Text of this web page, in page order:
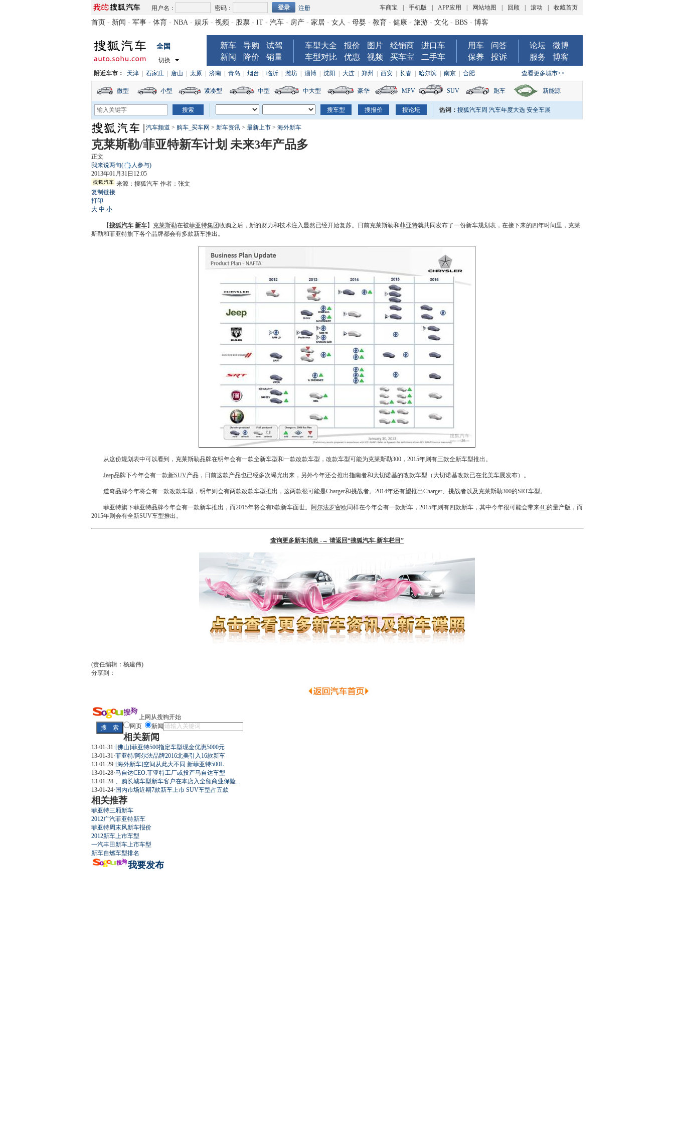
用户名： 密码： 注册 车商宝 手机版 APP应用 网站地图 回顾 滚动 收藏首页
首页 - 新闻 - 军事 - 体育 - NBA - 娱乐 - 视频 - 股票 - IT - 汽车 - 房产 - 家居 - 女人 - 母婴 - 教育 - 健康 - 旅游 - 文化 - BBS - 博客
全国
切换
新车 导购
试驾
新闻
降价 销量
车型大全 报价 图片 经销商
进口车
车型对比
优惠 视频 买车宝 二手车
用车
问答
保养
投诉
论坛
微博
服务
博客
查看更多城市>>
附近车市： 天津 石家庄 唐山 太原 济南 青岛 烟台 临沂 潍坊 淄博 沈阳 大连 郑州 西安 长春 哈尔滨 南京 合肥
微型 小型 紧凑型 中型 中大型 豪华 MPV SUV 跑车 新能源
热词： 搜狐汽车周 汽车年度大选 安全车展
汽车频道 > 购车_买车网 > 新车资讯 > 最新上市 > 海外新车
克莱斯勒/菲亚特新车计划 未来3年产品多
正文
我来说两句(
人参与)
2013年01月31日12:05
来源： 搜狐汽车作者：张文
复制链接
打印
大 中 小
【搜狐汽车 新车】 克莱斯勒在被菲亚特集团收购之后，新的财力和技术注入显然已经开始复苏。日前克莱斯勒和菲亚特就共同发布了一份新车规划表，在接下来的四年时间里， 克莱
斯勒和菲亚特旗下各个品牌都会有多款新车推出。
从这份规划表中可以看到， 克莱斯勒品牌在明年会有一款全新车型和一款改款车型，改款车型可能为克莱斯勒300，2015年则有三款全新车型推出。
Jeep品牌下今年会有一款新SUV产品，日前这款产品也已经多次曝光出来，另外今年还会推出指南者和大切诺基的改款车型（ 大切诺基改款已在北美车展发布）。
道奇品牌今年将会有一款改款车型，明年则会有两款改款车型推出，这两款很可能是Charger和挑战者。2014年还有望推出Charger、 挑战者以及 克莱斯勒300的SRT车型。
菲亚特旗下菲亚特品牌今年会有一款新车推出，而2015年将会有6款新车面世。 阿尔法罗密欧 同样在今年会有一款新车 ，2015年则有四款新车 ，其中今年很可能会带来4C的量产版，而
2015年则会有全新SUV车型推出。
查询更多新车消息 -→ 请返回“搜狐汽车-新车栏目”
(责任编辑：杨建伟)
分享到：
上网从搜狗开始
网页
新闻
相关新闻
13-01-31 ·[佛山]菲亚特500指定车型现金优惠5000元
13-01-31 ·菲亚特/阿尔法品牌2016北美引入16款新车
13-01-29·[海外新车]空间从此大不同 新菲亚特500L
13-01-28·马自达CEO:菲亚特工厂或投产马自达车型
13-01-28· 、购长城车型新车客户在本店入全额商业保险...
13-01-24·国内市场近期7款新车上市 SUV车型占五款
相关推荐
菲亚特三厢新车
2012广汽菲亚特新车
菲亚特周末风新车报价
2012新车上市车型
一汽丰田新车上市车型
新车自燃车型排名
我要发布